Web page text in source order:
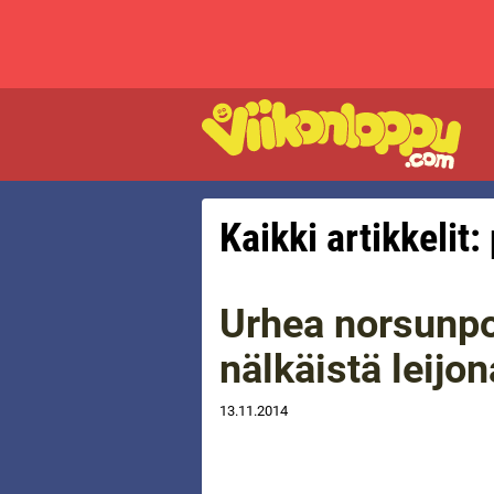
Kaikki artikkelit:
Urhea
nälkäistä
13.11.2014